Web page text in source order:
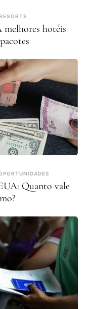
melhores hotéis
Quanto vale